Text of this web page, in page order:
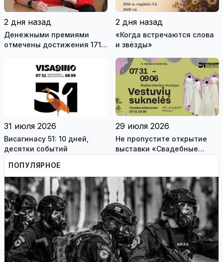
2 дня назад
Денежными премиями
отмечены достижения 171
трех педагогов
2 дня назад
«Когда встречаются слова
и звёзды»
31 июля 2026
Висагинасу 51: 10 дней,
десятки событий
29 июля 2026
Не пропустите открытие
выставки «Свадебные
платья» и лекцию историка
Васильева!
ПОПУЛЯРНОЕ